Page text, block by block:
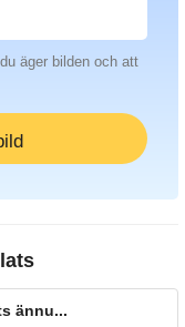
äger bilden och att
ännu...